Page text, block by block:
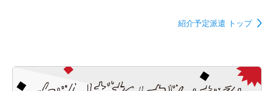
紹介予定派遣 トップ